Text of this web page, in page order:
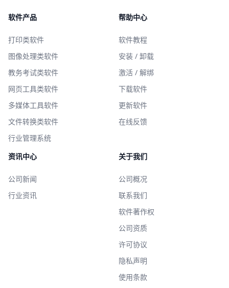
软件产品
打印类软件
图像处理类软件
教务考试类软件
网页工具类软件
多媒体工具软件
文件转换类软件
行业管理系统
帮助中心
软件教程
安装 / 卸载
激活 / 解绑
下载软件
更新软件
在线反馈
资讯中心
公司新闻
行业资讯
关于我们
公司概况
联系我们
软件著作权
公司资质
许可协议
隐私声明
使用条款